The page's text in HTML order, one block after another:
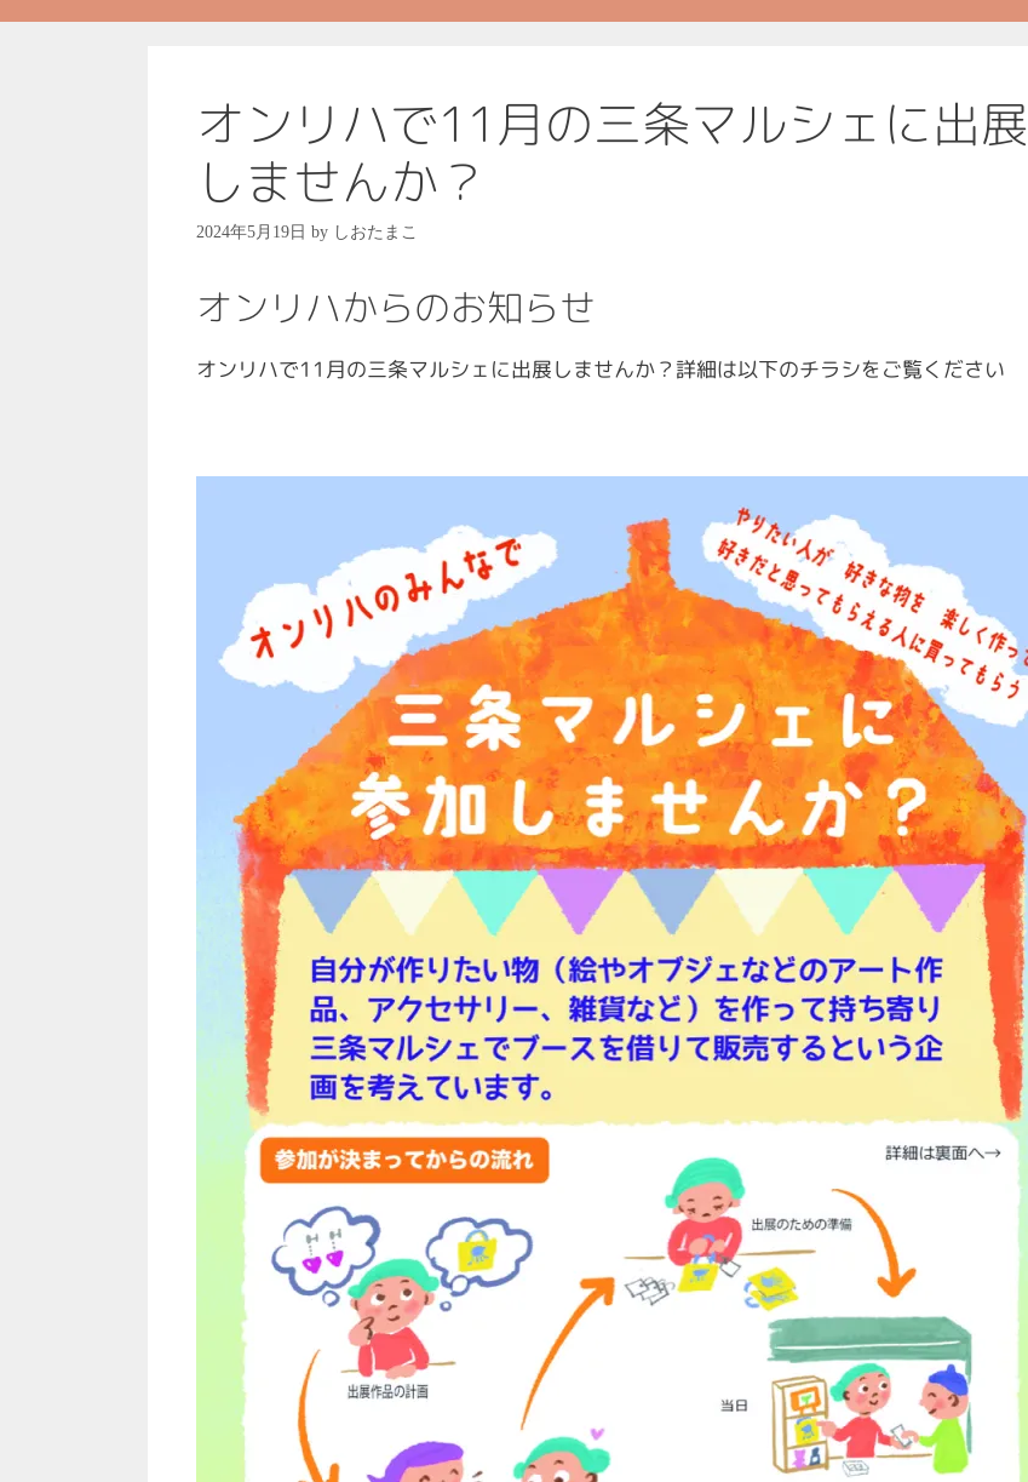
オンリハで11月の三条マルシェに出展
しませんか？
2024年5月19日 by しおたまこ
オンリハからのお知らせ
オンリハで11月の三条マルシェに出展しませんか？詳細は以下のチラシをご覧ください